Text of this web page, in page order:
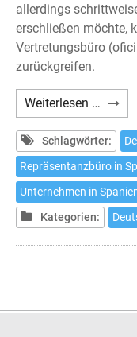
allerdings
erschließen möchte,
Vertretungsbüro
zurückgreifen.
Weiterlesen … Das
in
Schlagwörter:
Repräsentanzbüro in
Unternehmen in
Kategorien: